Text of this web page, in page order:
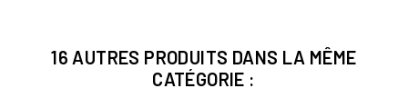
16 AUTRES PRODUITS DANS LA MÊME
CATÉGORIE :